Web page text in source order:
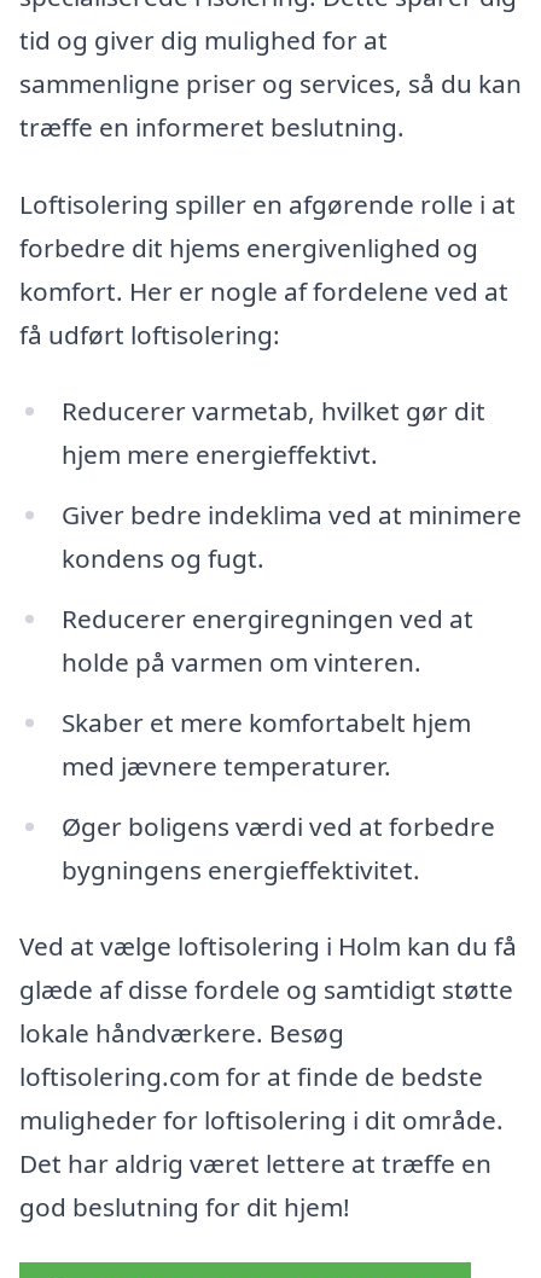
tid og giver dig mulighed for at
sammenligne priser og services, så du kan
træffe en informeret beslutning.
Loftisolering spiller en afgørende rolle i at
forbedre dit hjems energivenlighed og
komfort. Her er nogle af fordelene ved at
få udført loftisolering:
Reducerer varmetab, hvilket gør dit
hjem mere energieffektivt.
Giver bedre indeklima ved at minimere
kondens og fugt.
Reducerer energiregningen ved at
holde på varmen om vinteren.
Skaber et mere komfortabelt hjem
med jævnere temperaturer.
Øger boligens værdi ved at forbedre
bygningens energieffektivitet.
Ved at vælge loftisolering i Holm kan du få
glæde af disse fordele og samtidigt støtte
lokale håndværkere. Besøg
loftisolering.com for at finde de bedste
muligheder for loftisolering i dit område.
Det har aldrig været lettere at træffe en
god beslutning for dit hjem!